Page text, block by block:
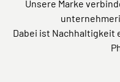
Unsere Marke
Dabei ist